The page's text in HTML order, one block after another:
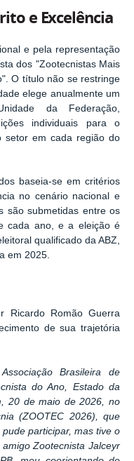
e Excelência
e pela representação
dos "Zootecnistas Mais
O título não se restringe
elege anualmente um
da Federação,
individuais para o
setor em cada região do
baseia-se em critérios
no cenário nacional e
são submetidas entre os
cada ano, e a eleição é
qualificado da ABZ,
em 2025.
Ricardo Romão Guerra
de sua trajetória
Brasileira de
do Ano, Estado da
20 de maio de 2026, no
(ZOOTEC 2026), que
participar, mas tive o
Zootecnista Jalceyr